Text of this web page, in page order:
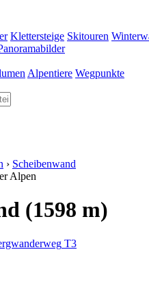
Klettersteige Skitouren
Alpentiere Wegpunkte
› Scheibenwand
Alpen
(1598 m)
T3